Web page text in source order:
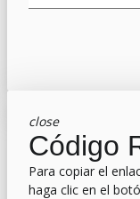
close
Código
Para copiar el
haga clic en el